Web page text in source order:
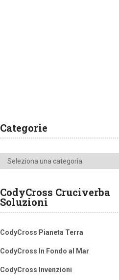
Categorie
Categorie
CodyCross Cruciverba
Soluzioni
CodyCross Pianeta Terra
CodyCross In Fondo al Mar
CodyCross Invenzioni